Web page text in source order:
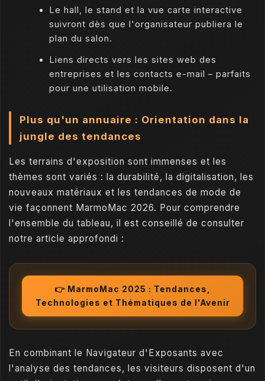
Le hall, le stand et la vue carte interactive
suivront dès que l'organisateur publiera le
plan du salon.
Liens directs vers les sites web des
entreprises et les contacts e-mail – parfaits
pour une utilisation mobile.
Plus qu'un annuaire : Orientation dans la
jungle des tendances
Les terrains d'exposition sont immenses et les
thèmes sont variés : la durabilité, la digitalisation, les
nouveaux matériaux et les tendances de mode de
vie façonnent MarmoMac 2026. Pour comprendre
l'ensemble du tableau, il est conseillé de consulter
notre article approfondi :
👉 MarmoMac 2025 : Tendances,
Technologies et Thématiques de l'Avenir
En combinant le Navigateur d'Exposants avec
l'analyse des tendances, les visiteurs disposent d'un